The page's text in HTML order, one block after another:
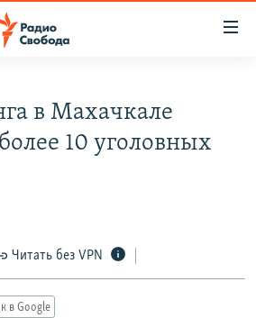
в Махачкале
10 уголовных
Читать без VPN
в Google